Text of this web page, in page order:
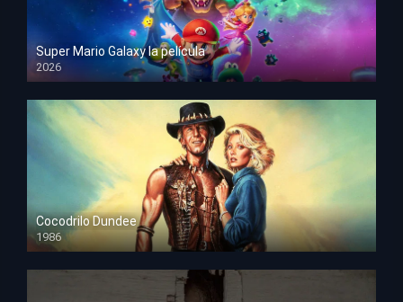
Super Mario Galaxy la película
2026
HD 1080p
Cocodrilo Dundee
1986
HD 1080p